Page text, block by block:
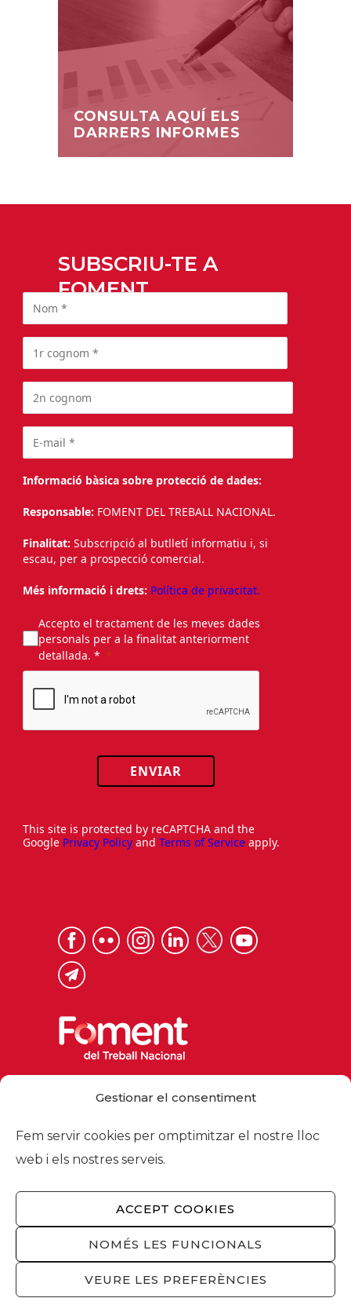
Gestionar el consentiment
Fem servir cookies per omptimitzar el nostre lloc
web i els nostres serveis.
ACCEPT COOKIES
NOMÉS LES FUNCIONALS
VEURE LES PREFERÈNCIES
CONSULTA AQUÍ ELS
DARRERS INFORMES
SUBSCRIU-TE A
FOMENT
Informació bàsica sobre protecció de dades:
Responsable: FOMENT DEL TREBALL NACIONAL.
Finalitat: Subscripció al butlletí informatiu i, si
escau, per a prospecció comercial.
Més informació i drets: Política de privacitat.
Accepto el tractament de les meves dades
personals per a la finalitat anteriorment
detallada. *
ENVIAR
This site is protected by reCAPTCHA and the
Google Privacy Policy and Terms of Service apply.
foment@foment.com
© 2026 - Foment del Treball Nacional
Nosaltres
privacitat/ Política cookies/Privacitat
xarxes socials